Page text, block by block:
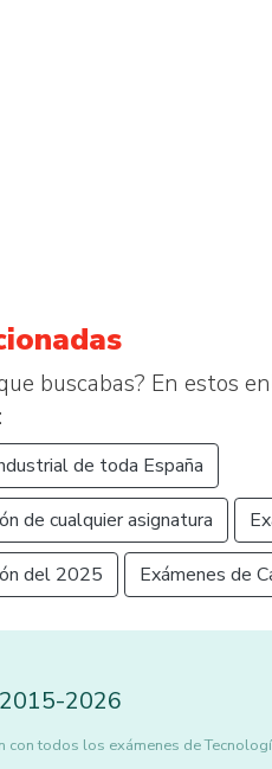
buscabas? En estos
de toda España
de cualquier asignatura
del 2025 Exámenes de
2015-2026
con todos los exámenes de